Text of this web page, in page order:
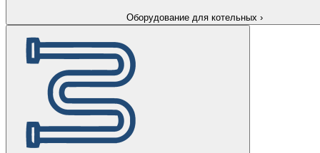
Оборудование для котельных ›